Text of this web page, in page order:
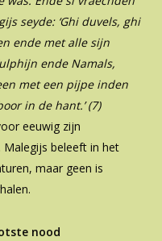
seyde: ‘Ghi duvels, ghi
ende met alle sijn
ende Namals,
met een pijpe inden
in de hant.’ (7)
eeuwig zijn
beleeft in het
maar geen is
nood